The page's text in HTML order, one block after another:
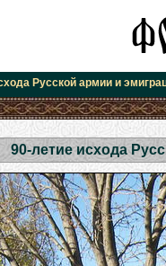
Русской армии и
90-летие исхода